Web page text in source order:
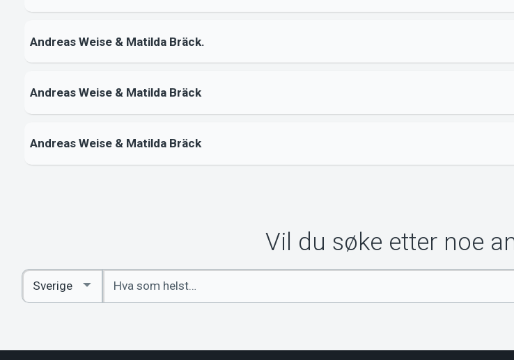
Andreas Weise & Matilda Bräck.
Andreas Weise & Matilda Bräck
Andreas Weise & Matilda Bräck
Vil du søke etter noe
Angi
nøkkelord
Select
Country